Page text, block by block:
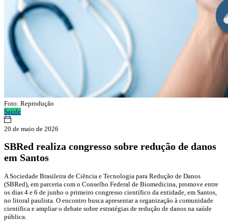
Foto: Reprodução
Saúde
20 de maio de 2026
SBRed realiza congresso sobre redução de danos
em Santos
A Sociedade Brasileira de Ciência e Tecnologia para Redução de Danos
(SBRed), em parceria com o Conselho Federal de Biomedicina, promove entre
os dias 4 e 6 de junho o primeiro congresso científico da entidade, em Santos,
no litoral paulista. O encontro busca apresentar a organização à comunidade
científica e ampliar o debate sobre estratégias de redução de danos na saúde
pública.